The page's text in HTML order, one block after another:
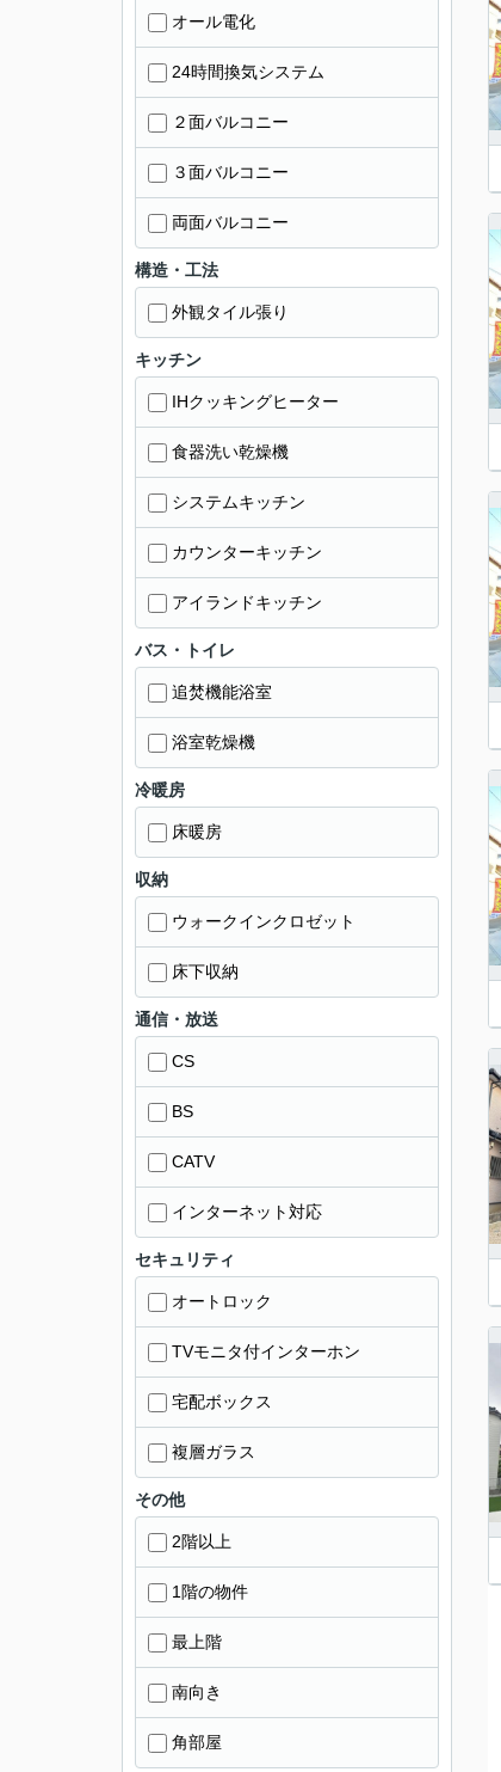
オール電化
24時間換気システム
２面バルコニー
３面バルコニー
両面バルコニー
構造・工法
外観タイル張り
キッチン
IHクッキングヒーター
食器洗い乾燥機
システムキッチン
カウンターキッチン
アイランドキッチン
バス・トイレ
追焚機能浴室
浴室乾燥機
冷暖房
床暖房
収納
ウォークインクロゼット
床下収納
通信・放送
CS
BS
CATV
インターネット対応
セキュリティ
オートロック
TVモニタ付インターホン
宅配ボックス
複層ガラス
その他
2階以上
1階の物件
最上階
南向き
角部屋